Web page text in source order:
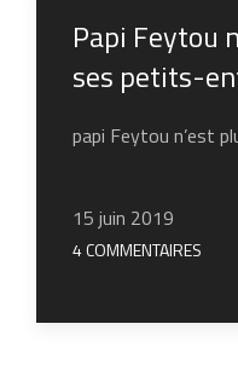
Papi Feytou
ses petits-
papi Feytou n’est
15 juin 2019
4 COMMENTAIRES